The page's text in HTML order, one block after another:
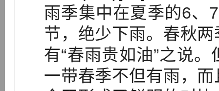
雨季集中在夏季的6、
节，绝少下雨。春秋
有“春雨贵如油”之说
一带春季不但有雨，